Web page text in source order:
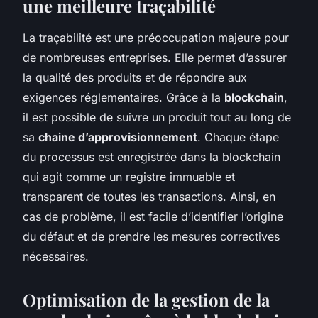
une meilleure traçabilité
La traçabilité est une préoccupation majeure pour
de nombreuses entreprises. Elle permet d’assurer
la qualité des produits et de répondre aux
exigences réglementaires. Grâce à la blockchain,
il est possible de suivre un produit tout au long de
sa chaine d’approvisionnement. Chaque étape
du processus est enregistrée dans la blockchain
qui agit comme un registre immuable et
transparent de toutes les transactions. Ainsi, en
cas de problème, il est facile d’identifier l’origine
du défaut et de prendre les mesures correctives
nécessaires.
Optimisation de la gestion de la